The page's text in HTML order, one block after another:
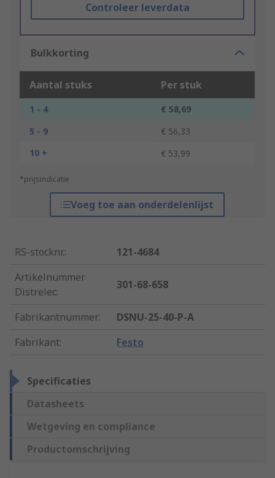
Controleer leverdata
Bulkkorting
Aantal stuks Per stuk
1 - 4
€ 58,69
5 - 9
€ 56,33
10 +
€ 53,99
*prijsindicatie
Voeg toe aan onderdelenlijst
RS-stocknr.:
121-4684
Artikelnummer
Distrelec:
301-68-658
Fabrikantnummer:
DSNU-25-40-P-A
Fabrikant: Festo
Specificaties
Datasheets
Wetgeving en compliance
Productomschrijving